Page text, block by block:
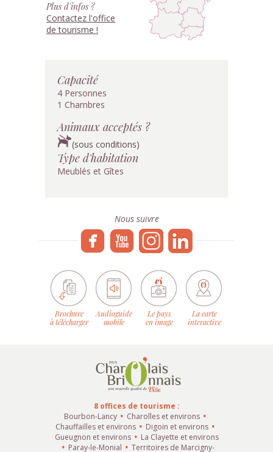
Plus d'infos ?
Contactez l'office
de tourisme !
Capacité
4 Personnes
1 Chambres
Animaux acceptés ?
(sous conditions)
Type d'habitation
Meublés et Gîtes
Nous suivre
Brochure
à télécharger
Audioguide
mobile
Le pays
en image
La carte
interactive
8 offices de tourisme :
Bourbon-Lancy
Charolles et environs
Chauffailles et environs
Digoin et environs
Gueugnon et environs
La Clayette et environs
Paray-le-Monial
Territoires de Marcigny-